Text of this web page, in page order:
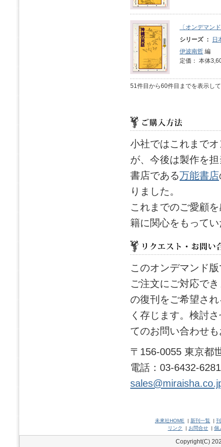
〔オンデマン
シリーズ ：
日
伊波南哲 編
定価： 本体
51件目から60件目までを表示し
小社ではこれまで
が、今後は製作を
書店である万能書店
りました。
これまでのご愛顧
籍に関心をもって
このオンデマンド
ご注文にご対応で
の復刊をご希望さ
く存じます。検討
てのお問い合わせ
〒156-0055 東京
電話：03-6432-
未來社HOME | 新刊一覧 |
リンク
| お問合せ | 個
Copyright(C)